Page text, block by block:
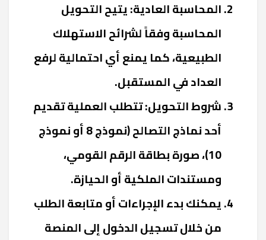
المحاسبة العادية: يتيح التحويل
المحاسبة وفقاً لشرائح الاستهلاك
الطبيعية، كما يمنع أي احتمالية لرفع
العداد في المستقبل.
شروط التحويل: تتطلب العملية تقديم
أحد نماذج التصالح (نموذج 8 أو نموذج
10)، صورة بطاقة الرقم القومي،
ومستندات الملكية أو الحيازة.
يمكنك بدء الإجراءات أو متابعة الطلب
من خلال تسجيل الدخول إلى المنصة